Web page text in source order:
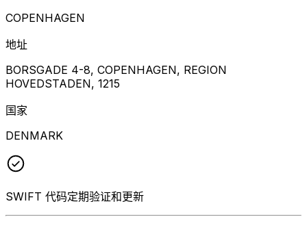
COPENHAGEN
地址
BORSGADE 4-8, COPENHAGEN, REGION
HOVEDSTADEN, 1215
国家
DENMARK
SWIFT 代码定期验证和更新